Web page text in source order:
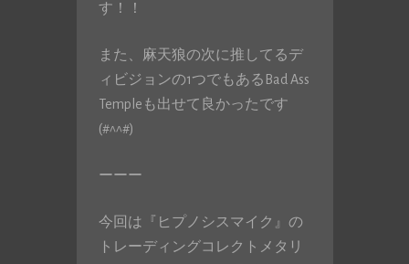
す！！
また、麻天狼の次に推してるデ
ィビジョンの1つでもあるBad Ass
Templeも出せて良かったです
(#^^#)
ーーー
今回は『ヒプノシスマイク』の
トレーディングコレクトメタリ